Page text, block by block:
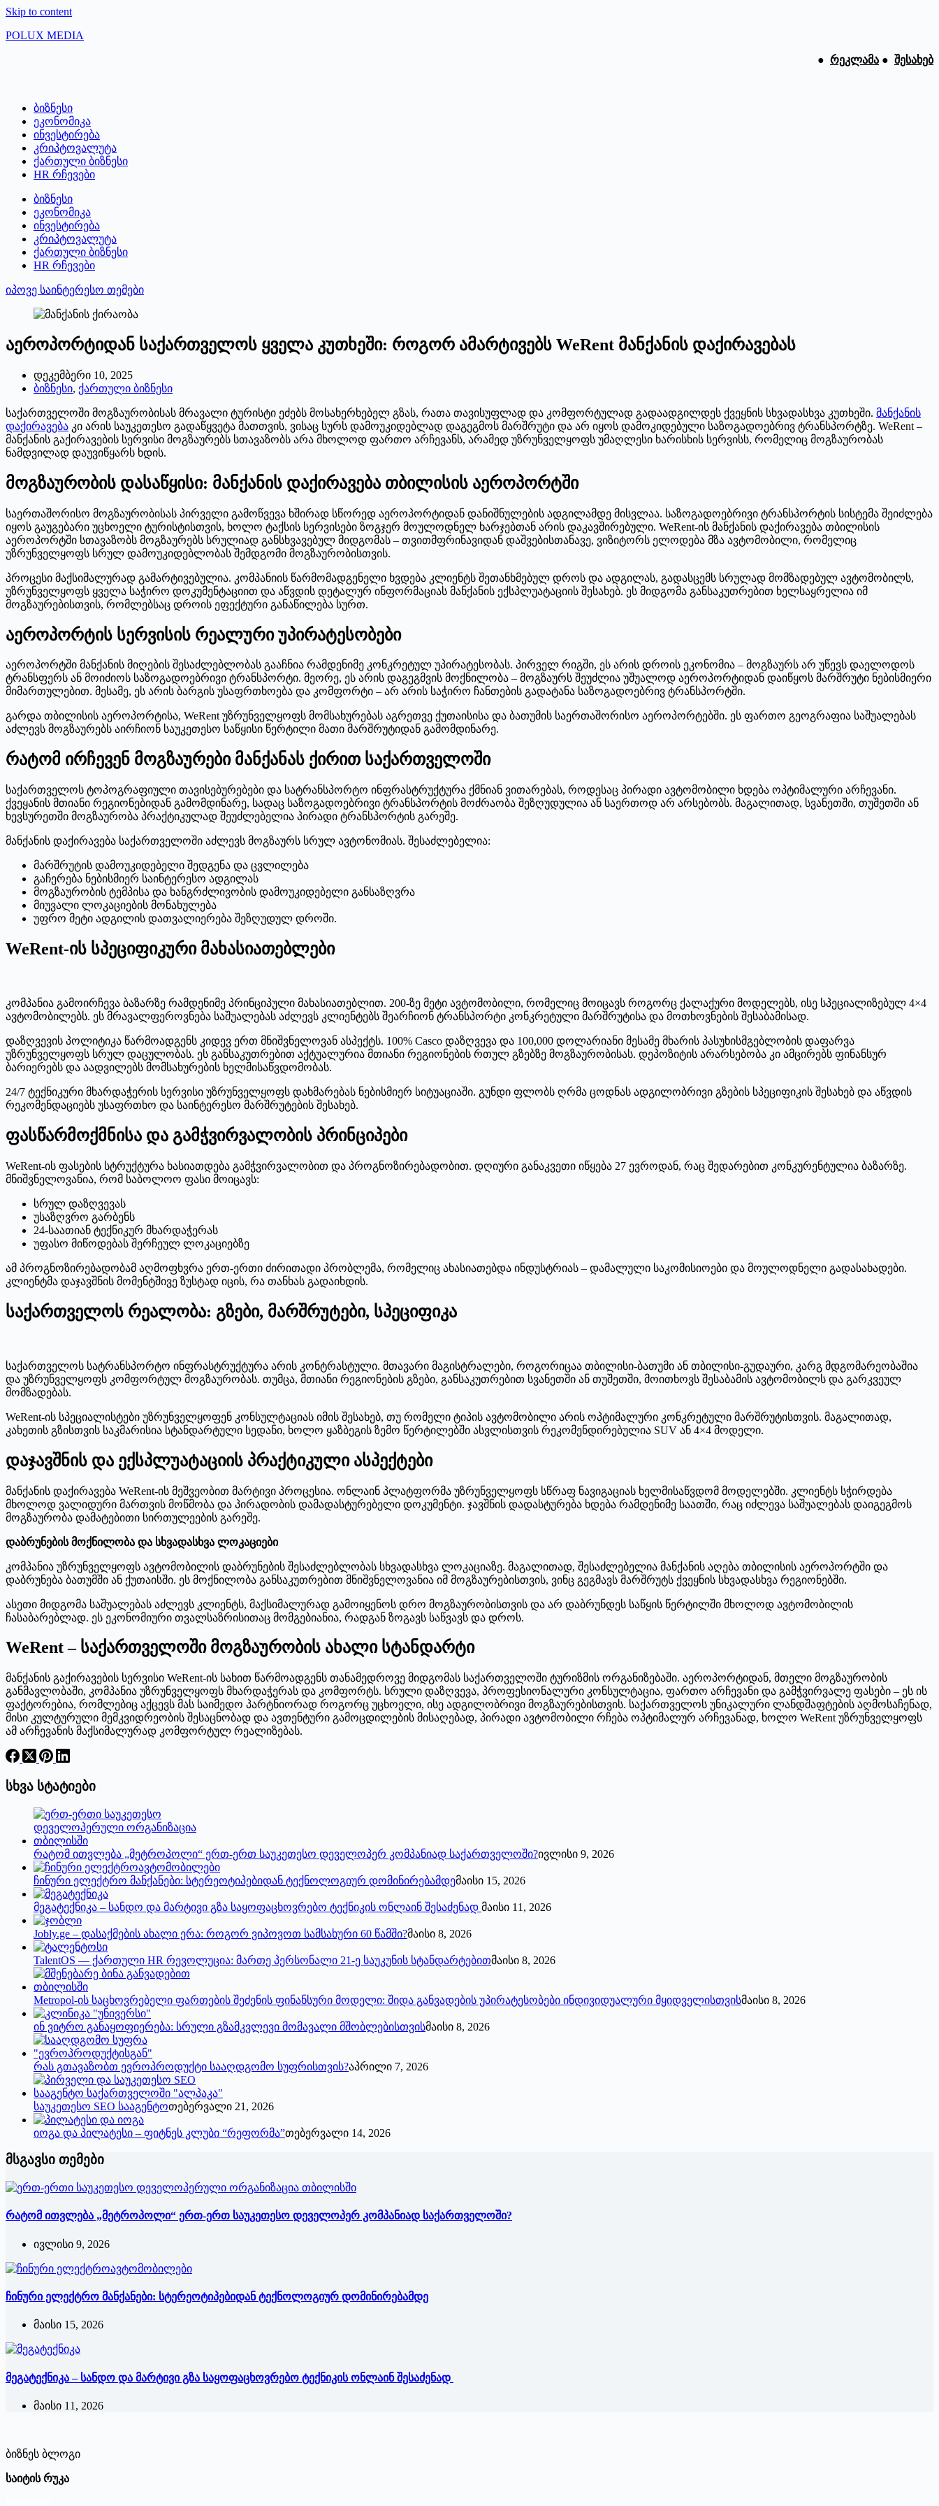
Skip to content
POLUX MEDIA
● რეკლამა ● შესახებ
ბიზნესი
ეკონომიკა
ინვესტირება
კრიპტოვალუტა
ქართული ბიზნესი
HR რჩევები
ბიზნესი
ეკონომიკა
ინვესტირება
კრიპტოვალუტა
ქართული ბიზნესი
HR რჩევები
იპოვე საინტერესო თემები
აეროპორტიდან საქართველოს ყველა კუთხეში: როგორ ამარტივებს WeRent მანქანის დაქირავებას
დეკემბერი 10, 2025
ბიზნესი, ქართული ბიზნესი
საქართველოში მოგზაურობისას მრავალი ტურისტი ეძებს მოსახერხებელ გზას, რათა თავისუფლად და კომფორტულად გადაადგილდეს ქვეყნის სხვადასხვა კუთხეში. მანქანის
დაქირავება კი არის საუკეთესო გადაწყვეტა მათთვის, ვისაც სურს დამოუკიდებლად დაგეგმოს მარშრუტი და არ იყოს დამოკიდებული საზოგადოებრივ ტრანსპორტზე. WeRent –
მანქანის გაქირავების სერვისი მოგზაურებს სთავაზობს არა მხოლოდ ფართო არჩევანს, არამედ უზრუნველყოფს უმაღლესი ხარისხის სერვისს, რომელიც მოგზაურობას
ნამდვილად დაუვიწყარს ხდის.
მოგზაურობის დასაწყისი: მანქანის დაქირავება თბილისის აეროპორტში
საერთაშორისო მოგზაურობისას პირველი გამოწვევა ხშირად სწორედ აეროპორტიდან დანიშნულების ადგილამდე მისვლაა. საზოგადოებრივი ტრანსპორტის სისტემა შეიძლება
იყოს გაუგებარი უცხოელი ტურისტისთვის, ხოლო ტაქსის სერვისები ზოგჯერ მოულოდნელ ხარჯებთან არის დაკავშირებული. WeRent-ის მანქანის დაქირავება თბილისის
აეროპორტში სთავაზობს მოგზაურებს სრულიად განსხვავებულ მიდგომას – თვითმფრინავიდან დაშვებისთანავე, ვიზიტორს ელოდება მზა ავტომობილი, რომელიც
უზრუნველყოფს სრულ დამოუკიდებლობას შემდგომი მოგზაურობისთვის.
პროცესი მაქსიმალურად გამარტივებულია. კომპანიის წარმომადგენელი ხვდება კლიენტს შეთანხმებულ დროს და ადგილას, გადასცემს სრულად მომზადებულ ავტომობილს,
უზრუნველყოფს ყველა საჭირო დოკუმენტაციით და აწვდის დეტალურ ინფორმაციას მანქანის ექსპლუატაციის შესახებ. ეს მიდგომა განსაკუთრებით ხელსაყრელია იმ
მოგზაურებისთვის, რომლებსაც დროის ეფექტური განაწილება სურთ.
აეროპორტის სერვისის რეალური უპირატესობები
აეროპორტში მანქანის მიღების შესაძლებლობას გააჩნია რამდენიმე კონკრეტულ უპირატესობას. პირველ რიგში, ეს არის დროის ეკონომია – მოგზაურს არ უწევს დაელოდოს
ტრანსფერს ან მოიძიოს საზოგადოებრივი ტრანსპორტი. მეორე, ეს არის დაგეგმვის მოქნილობა – მოგზაურს შეუძლია უშუალოდ აეროპორტიდან დაიწყოს მარშრუტი ნებისმიერი
მიმართულებით. მესამე, ეს არის ბარგის უსაფრთხოება და კომფორტი – არ არის საჭირო ჩანთების გადატანა საზოგადოებრივ ტრანსპორტში.
გარდა თბილისის აეროპორტისა, WeRent უზრუნველყოფს მომსახურებას აგრეთვე ქუთაისისა და ბათუმის საერთაშორისო აეროპორტებში. ეს ფართო გეოგრაფია საშუალებას
აძლევს მოგზაურებს აირჩიონ საუკეთესო საწყისი წერტილი მათი მარშრუტიდან გამომდინარე.
რატომ ირჩევენ მოგზაურები მანქანას ქირით საქართველოში
საქართველოს ტოპოგრაფიული თავისებურებები და სატრანსპორტო ინფრასტრუქტურა ქმნიან ვითარებას, როდესაც პირადი ავტომობილი ხდება ოპტიმალური არჩევანი.
ქვეყანის მთიანი რეგიონებიდან გამომდინარე, სადაც საზოგადოებრივი ტრანსპორტის მოძრაობა შეზღუდულია ან საერთოდ არ არსებობს. მაგალითად, სვანეთში, თუშეთში ან
ხევსურეთში მოგზაურობა პრაქტიკულად შეუძლებელია პირადი ტრანსპორტის გარეშე.
მანქანის დაქირავება საქართველოში აძლევს მოგზაურს სრულ ავტონომიას. შესაძლებელია:
მარშრუტის დამოუკიდებელი შედგენა და ცვლილება
გაჩერება ნებისმიერ საინტერესო ადგილას
მოგზაურობის ტემპისა და ხანგრძლივობის დამოუკიდებელი განსაზღვრა
მიუვალი ლოკაციების მონახულება
უფრო მეტი ადგილის დათვალიერება შეზღუდულ დროში.
WeRent-ის სპეციფიკური მახასიათებლები
კომპანია გამოირჩევა ბაზარზე რამდენიმე პრინციპული მახასიათებლით. 200-ზე მეტი ავტომობილი, რომელიც მოიცავს როგორც ქალაქური მოდელებს, ისე სპეციალიზებულ 4×4
ავტომობილებს. ეს მრავალფეროვნება საშუალებას აძლევს კლიენტებს შეარჩიონ ტრანსპორტი კონკრეტული მარშრუტისა და მოთხოვნების შესაბამისად.
დაზღვევის პოლიტიკა წარმოადგენს კიდევ ერთ მნიშვნელოვან ასპექტს. 100% Casco დაზღვევა და 100,000 დოლარიანი მესამე მხარის პასუხისმგებლობის დაფარვა
უზრუნველყოფს სრულ დაცულობას. ეს განსაკუთრებით აქტუალურია მთიანი რეგიონების რთულ გზებზე მოგზაურობისას. დეპოზიტის არარსებობა კი ამცირებს ფინანსურ
ბარიერებს და აადვილებს მომსახურების ხელმისაწვდომობას.
24/7 ტექნიკური მხარდაჭერის სერვისი უზრუნველყოფს დახმარებას ნებისმიერ სიტუაციაში. გუნდი ფლობს ღრმა ცოდნას ადგილობრივი გზების სპეციფიკის შესახებ და აწვდის
რეკომენდაციებს უსაფრთხო და საინტერესო მარშრუტების შესახებ.
ფასწარმოქმნისა და გამჭვირვალობის პრინციპები
WeRent-ის ფასების სტრუქტურა ხასიათდება გამჭვირვალობით და პროგნოზირებადობით. დღიური განაკვეთი იწყება 27 ევროდან, რაც შედარებით კონკურენტულია ბაზარზე.
მნიშვნელოვანია, რომ საბოლოო ფასი მოიცავს:
სრულ დაზღვევას
უსაზღვრო გარბენს
24-საათიან ტექნიკურ მხარდაჭერას
უფასო მიწოდებას შერჩეულ ლოკაციებზე
ამ პროგნოზირებადობამ აღმოფხვრა ერთ-ერთი ძირითადი პრობლემა, რომელიც ახასიათებდა ინდუსტრიას – დამალული საკომისიოები და მოულოდნელი გადასახადები.
კლიენტმა დაჯავშნის მომენტშივე ზუსტად იცის, რა თანხას გადაიხდის.
საქართველოს რეალობა: გზები, მარშრუტები, სპეციფიკა
საქართველოს სატრანსპორტო ინფრასტრუქტურა არის კონტრასტული. მთავარი მაგისტრალები, როგორიცაა თბილისი-ბათუმი ან თბილისი-გუდაური, კარგ მდგომარეობაშია
და უზრუნველყოფს კომფორტულ მოგზაურობას. თუმცა, მთიანი რეგიონების გზები, განსაკუთრებით სვანეთში ან თუშეთში, მოითხოვს შესაბამის ავტომობილს და გარკვეულ
მომზადებას.
WeRent-ის სპეციალისტები უზრუნველყოფენ კონსულტაციას იმის შესახებ, თუ რომელი ტიპის ავტომობილი არის ოპტიმალური კონკრეტული მარშრუტისთვის. მაგალითად,
კახეთის გზისთვის საკმარისია სტანდარტული სედანი, ხოლო ყაზბეგის ზემო წერტილებში ასვლისთვის რეკომენდირებულია SUV ან 4×4 მოდელი.
დაჯავშნის და ექსპლუატაციის პრაქტიკული ასპექტები
მანქანის დაქირავება WeRent-ის მეშვეობით მარტივი პროცესია. ონლაინ პლატფორმა უზრუნველყოფს სწრაფ ნავიგაციას ხელმისაწვდომ მოდელებში. კლიენტს სჭირდება
მხოლოდ ვალიდური მართვის მოწმობა და პირადობის დამადასტურებელი დოკუმენტი. ჯავშნის დადასტურება ხდება რამდენიმე საათში, რაც იძლევა საშუალებას დაიგეგმოს
მოგზაურობა დამატებითი სირთულეების გარეშე.
დაბრუნების მოქნილობა და სხვადასხვა ლოკაციები
კომპანია უზრუნველყოფს ავტომობილის დაბრუნების შესაძლებლობას სხვადასხვა ლოკაციაზე. მაგალითად, შესაძლებელია მანქანის აღება თბილისის აეროპორტში და
დაბრუნება ბათუმში ან ქუთაისში. ეს მოქნილობა განსაკუთრებით მნიშვნელოვანია იმ მოგზაურებისთვის, ვინც გეგმავს მარშრუტს ქვეყნის სხვადასხვა რეგიონებში.
ასეთი მიდგომა საშუალებას აძლევს კლიენტს, მაქსიმალურად გამოიყენოს დრო მოგზაურობისთვის და არ დაბრუნდეს საწყის წერტილში მხოლოდ ავტომობილის
ჩასაბარებლად. ეს ეკონომიური თვალსაზრისითაც მომგებიანია, რადგან ზოგავს საწვავს და დროს.
WeRent – საქართველოში მოგზაურობის ახალი სტანდარტი
მანქანის გაქირავების სერვისი WeRent-ის სახით წარმოადგენს თანამედროვე მიდგომას საქართველოში ტურიზმის ორგანიზებაში. აეროპორტიდან, მთელი მოგზაურობის
განმავლობაში, კომპანია უზრუნველყოფს მხარდაჭერას და კომფორტს. სრული დაზღვევა, პროფესიონალური კონსულტაცია, ფართო არჩევანი და გამჭვირვალე ფასები – ეს ის
ფაქტორებია, რომლებიც აქცევს მას საიმედო პარტნიორად როგორც უცხოელი, ისე ადგილობრივი მოგზაურებისთვის. საქართველოს უნიკალური ლანდშაფტების აღმოსაჩენად,
მისი კულტურული მემკვიდრეობის შესაცნობად და ავთენტური გამოცდილების მისაღებად, პირადი ავტომობილი რჩება ოპტიმალურ არჩევანად, ხოლო WeRent უზრუნველყოფს
ამ არჩევანის მაქსიმალურად კომფორტულ რეალიზებას.
სხვა სტატიები
რატომ ითვლება „მეტროპოლი“ ერთ-ერთ საუკეთესო დეველოპერ კომპანიად საქართველოში?ივლისი 9, 2026
ჩინური ელექტრო მანქანები: სტერეოტიპებიდან ტექნოლოგიურ დომინირებამდემაისი 15, 2026
მეგატექნიკა – სანდო და მარტივი გზა საყოფაცხოვრებო ტექნიკის ონლაინ შესაძენად მაისი 11, 2026
Jobly.ge – დასაქმების ახალი ერა: როგორ ვიპოვოთ სამსახური 60 წამში?მაისი 8, 2026
TalentOS — ქართული HR რევოლუცია: მართე პერსონალი 21-ე საუკუნის სტანდარტებითმაისი 8, 2026
Metropol-ის საცხოვრებელი ფართების შეძენის ფინანსური მოდელი: შიდა განვადების უპირატესობები ინდივიდუალური მყიდველისთვისმაისი 8, 2026
ინ ვიტრო განაყოფიერება: სრული გზამკვლევი მომავალი მშობლებისთვისმაისი 8, 2026
რას გთავაზობთ ევროპროდუქტი სააღდგომო სუფრისთვის?აპრილი 7, 2026
საუკეთესო SEO სააგენტოთებერვალი 21, 2026
იოგა და პილატესი – ფიტნეს კლუბი “რეფორმა”თებერვალი 14, 2026
მსგავსი თემები
რატომ ითვლება „მეტროპოლი“ ერთ-ერთ საუკეთესო დეველოპერ კომპანიად საქართველოში?
ივლისი 9, 2026
ჩინური ელექტრო მანქანები: სტერეოტიპებიდან ტექნოლოგიურ დომინირებამდე
მაისი 15, 2026
მეგატექნიკა – სანდო და მარტივი გზა საყოფაცხოვრებო ტექნიკის ონლაინ შესაძენად
მაისი 11, 2026
ბიზნეს ბლოგი
საიტის რუკა